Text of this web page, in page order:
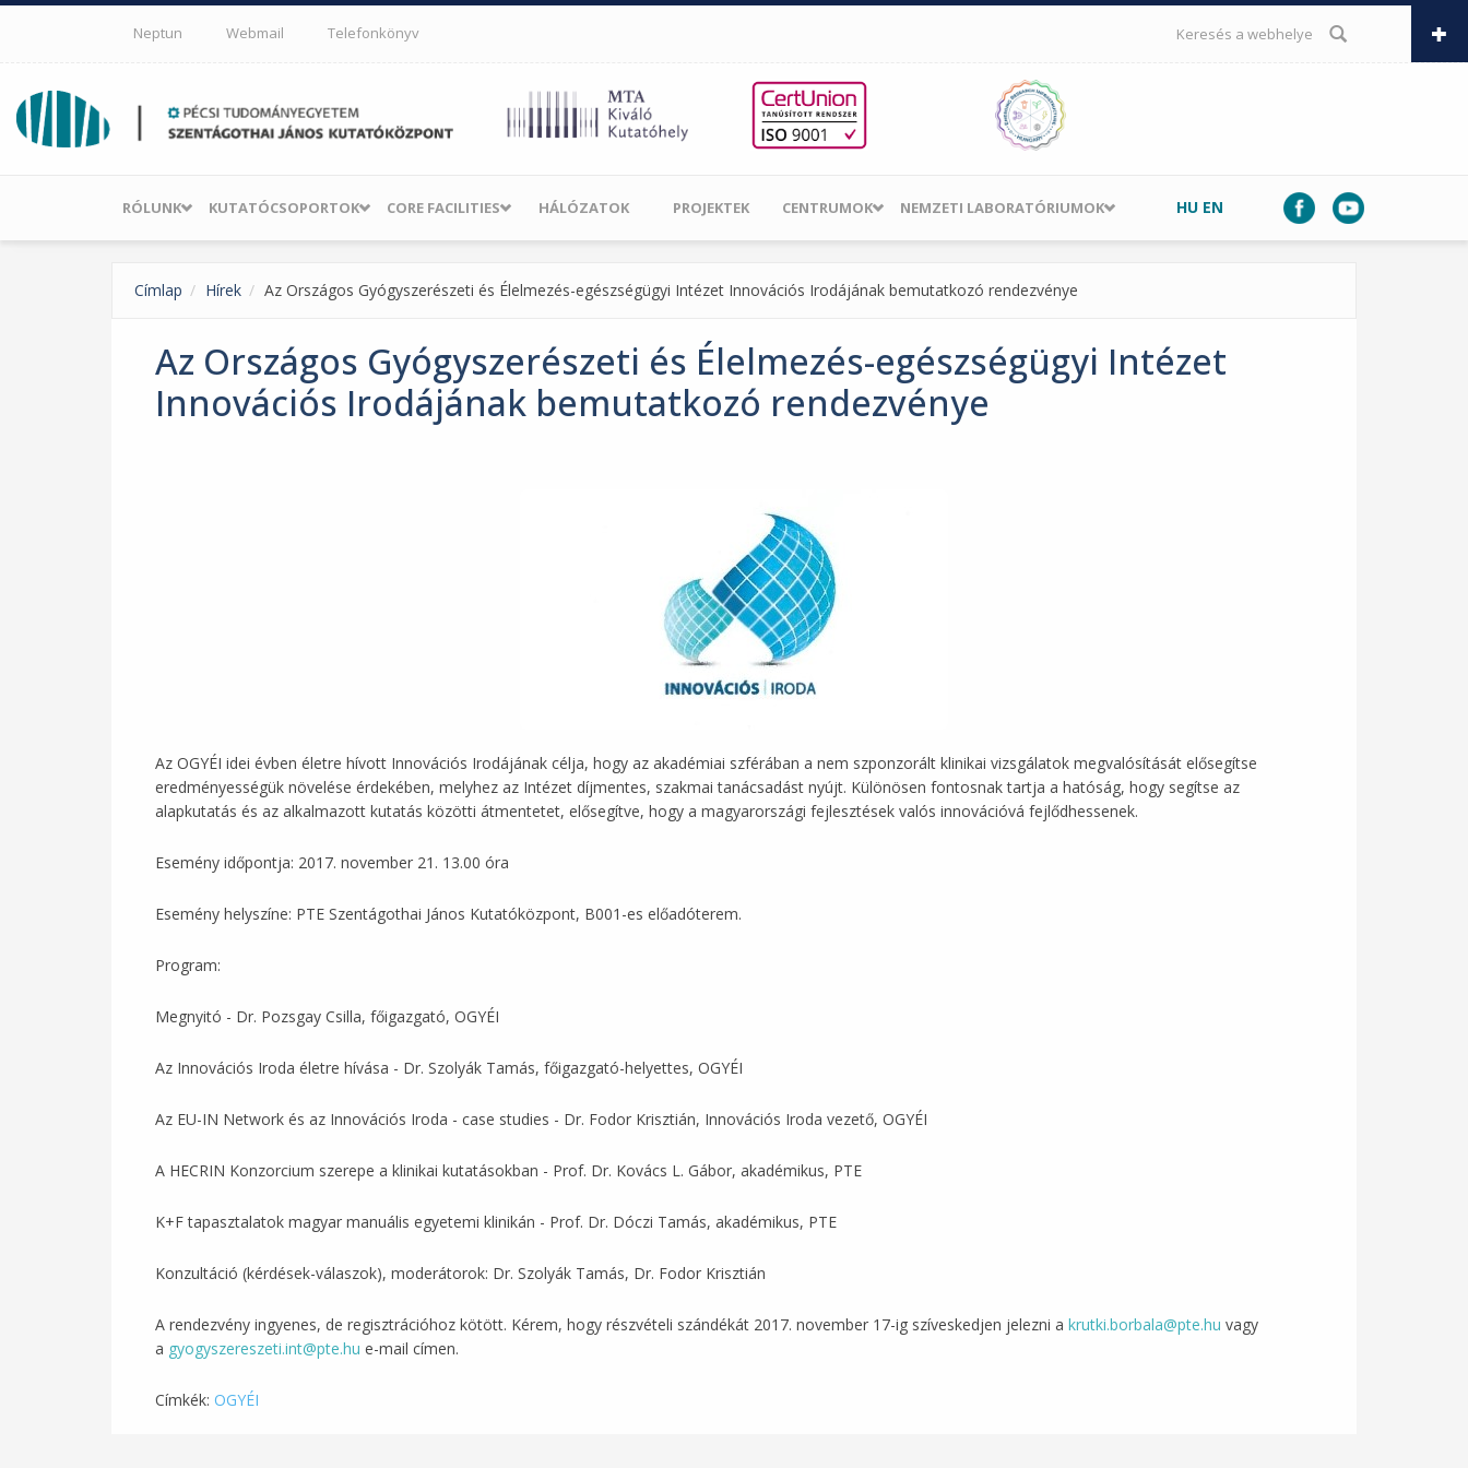
Ugrás a tartalomra
Neptun Webmail Telefonkönyv KERESÉS ŰRLAP
RÓLUNK KUTATÓCSOPORTOK CORE FACILITIES HÁLÓZATOK PROJEKTEK CENTRUMOK NEMZETI LABORATÓRIUMOK HU EN
Címlap Hírek Az Országos Gyógyszerészeti és Élelmezés-egészségügyi Intézet Innovációs Irodájának bemutatkozó rendezvénye
Az Országos Gyógyszerészeti és Élelmezés-egészségügyi Intézet
Innovációs Irodájának bemutatkozó rendezvénye
Az OGYÉI idei évben életre hívott Innovációs Irodájának célja, hogy az akadémiai szférában a nem szponzorált klinikai vizsgálatok megvalósítását elősegítse
eredményességük növelése érdekében, melyhez az Intézet díjmentes, szakmai tanácsadást nyújt. Különösen fontosnak tartja a hatóság, hogy segítse az
alapkutatás és az alkalmazott kutatás közötti átmentetet, elősegítve, hogy a magyarországi fejlesztések valós innovációvá fejlődhessenek.
Esemény időpontja: 2017. november 21. 13.00 óra
Esemény helyszíne: PTE Szentágothai János Kutatóközpont, B001-es előadóterem.
Program:
Megnyitó - Dr. Pozsgay Csilla, főigazgató, OGYÉI
Az Innovációs Iroda életre hívása - Dr. Szolyák Tamás, főigazgató-helyettes, OGYÉI
Az EU-IN Network és az Innovációs Iroda - case studies - Dr. Fodor Krisztián, Innovációs Iroda vezető, OGYÉI
A HECRIN Konzorcium szerepe a klinikai kutatásokban - Prof. Dr. Kovács L. Gábor, akadémikus, PTE
K+F tapasztalatok magyar manuális egyetemi klinikán - Prof. Dr. Dóczi Tamás, akadémikus, PTE
Konzultáció (kérdések-válaszok), moderátorok: Dr. Szolyák Tamás, Dr. Fodor Krisztián
A rendezvény ingyenes, de regisztrációhoz kötött. Kérem, hogy részvételi szándékát 2017. november 17-ig szíveskedjen jelezni a krutki.borbala@pte.hu vagy
a gyogyszereszeti.int@pte.hu e-mail címen.
Címkék: OGYÉI